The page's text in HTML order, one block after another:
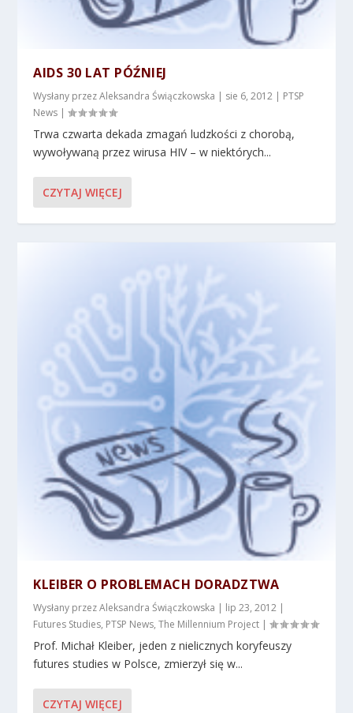
AIDS 30 LAT PÓŹNIEJ
Wysłany przezAleksandra Świączkowska | sie 6, 2012 | PTSP
News |
Trwa czwarta dekada zmagań ludzkości z chorobą,
wywoływaną przez wirusa HIV – w niektórych...
CZYTAJ WIĘCEJ
KLEIBER O PROBLEMACH DORADZTWA
Wysłany przezAleksandra Świączkowska | lip 23, 2012 |
Futures Studies, PTSP News,The Millennium Project |
Prof. Michał Kleiber, jeden z nielicznych koryfeuszy
futures studies w Polsce, zmierzył się w...
CZYTAJ WIĘCEJ